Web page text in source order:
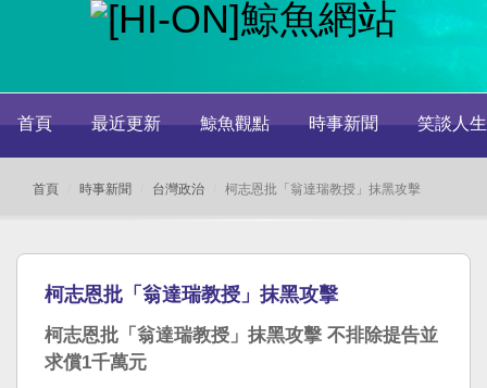
首頁 最近更新 鯨魚觀點 時事新聞 笑談人生
首頁 時事新聞 台灣政治 柯志恩批「翁達瑞教授」抹黑攻擊
柯志恩批「翁達瑞教授」抹黑攻擊
柯志恩批「翁達瑞教授」抹黑攻擊 不排除提告並
求償1千萬元